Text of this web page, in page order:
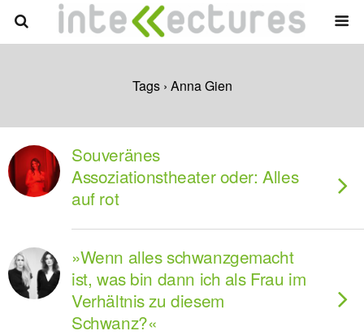
Tags › Anna Gien
Souveränes
Assoziationstheater oder: Alles
auf rot
»Wenn alles schwanzgemacht
ist, was bin dann ich als Frau im
Verhältnis zu diesem
Schwanz?«